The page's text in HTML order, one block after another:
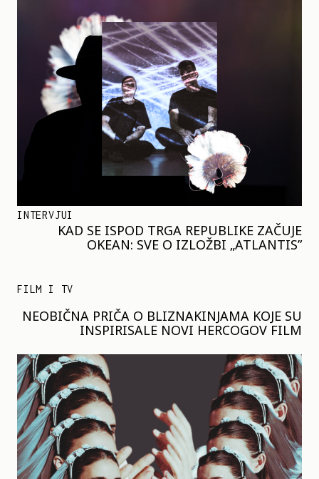
INTERVJUI
KAD SE ISPOD TRGA REPUBLIKE ZAČUJE
OKEAN: SVE O IZLOŽBI „ATLANTIS”
FILM I TV
NEOBIČNA PRIČA O BLIZNAKINJAMA KOJE SU
INSPIRISALE NOVI HERCOGOV FILM